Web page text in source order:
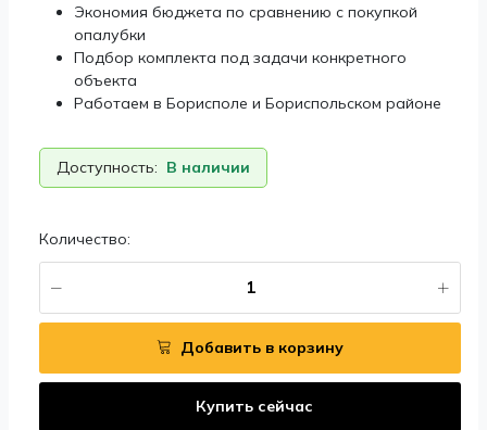
Экономия бюджета по сравнению с покупкой
опалубки
Подбор комплекта под задачи конкретного
объекта
Работаем в Борисполе и Бориспольском районе
Доступность: В наличии
Количество:
Добавить в корзину
Купить сейчас